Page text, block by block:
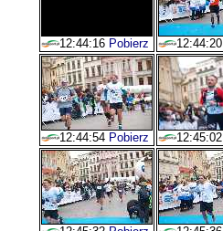
12:44:16 Pobierz 12:44:20
12:44:54 Pobierz 12:45:02